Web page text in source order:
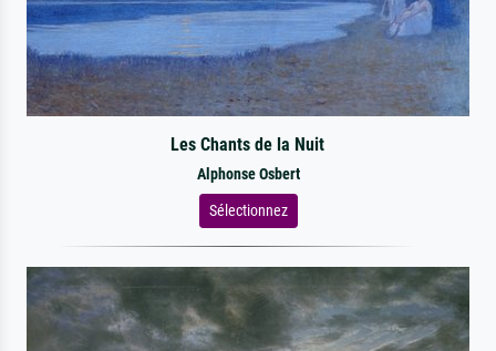
Les Chants de la Nuit
Alphonse Osbert
Sélectionnez